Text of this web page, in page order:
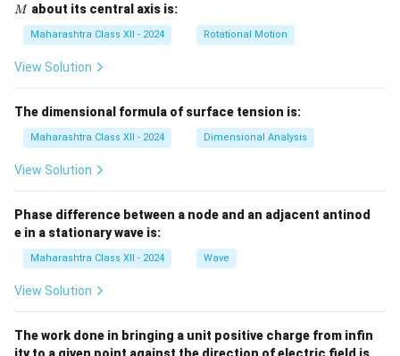
M about its central axis is:
Maharashtra Class XII - 2024 Rotational Motion
View Solution
The dimensional formula of surface tension is:
Maharashtra Class XII - 2024 Dimensional Analysis
View Solution
Phase difference between a node and an adjacent antinod
e in a stationary wave is:
Maharashtra Class XII - 2024 Wave
View Solution
The work done in bringing a unit positive charge from infin